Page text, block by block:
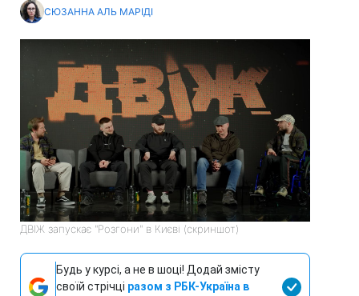
СЮЗАННА АЛЬ МАРІДІ
ДВІЖ запускає "Розгони" в Києві (скриншот)
Будь у курсі, а не в шоці! Додай змісту
своїй стрічці разом з РБК-Україна в